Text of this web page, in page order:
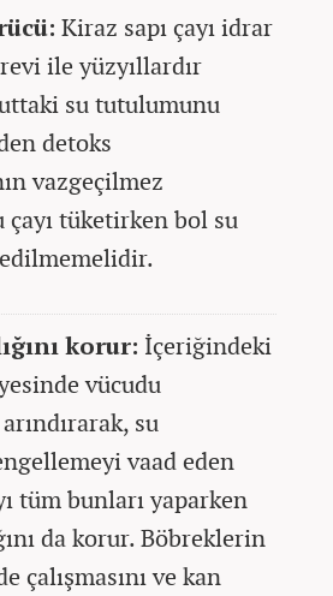
Kiraz sapı çayı idrar
ile yüzyıllardır
su tutulumunu
detoks
vazgeçilmez
çayı tüketirken bol su
korur: İçeriğindeki
vücudu
su
vaad eden
tüm bunları yaparken
da korur. Böbreklerin
çalışmasını ve kan